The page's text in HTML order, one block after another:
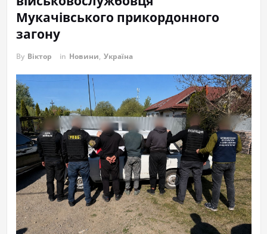
Мукачівського прикордонного
загону
By Віктор in Новини, Україна